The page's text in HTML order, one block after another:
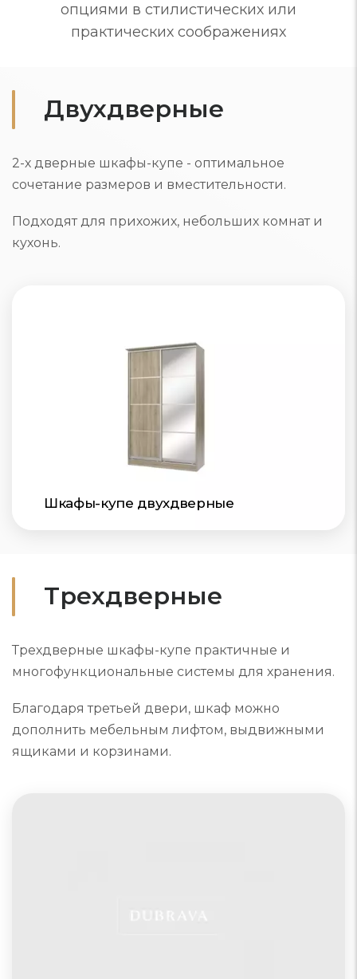
опциями в стилистических или
практических соображениях
Двухдверные
2-х дверные шкафы-купе - оптимальное
сочетание размеров и вместительности.
Подходят для прихожих, небольших комнат и
кухонь.
Шкафы-купе двухдверные
Трехдверные
Трехдверные шкафы-купе практичные и
многофункциональные системы для хранения.
Благодаря третьей двери, шкаф можно
дополнить мебельным лифтом, выдвижными
ящиками и корзинами.